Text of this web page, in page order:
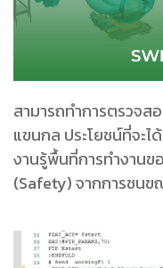
สามารถทําการตรวจ
แขนกล ประโยชน์ที่จะไ
งานรู้พื้นที่การทํางาน
(Safety) จากการชนข